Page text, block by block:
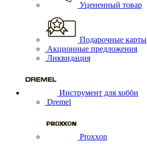
Уцененный товар
Подарочные карты
Акционные предложения
Ликвидация
Инструмент для хобби
Dremel
Proxxon